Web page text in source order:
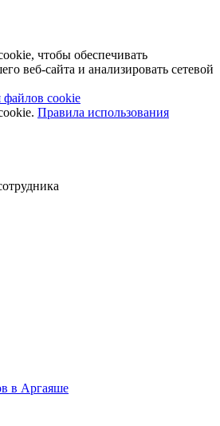
чтобы обеспечивать
веб-сайта и анализировать сетевой
файлов cookie
Правила использования
в Аргаяше